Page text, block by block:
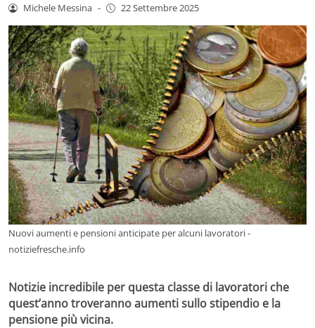
Michele Messina - 22 Settembre 2025
Nuovi aumenti e pensioni anticipate per alcuni lavoratori -
notiziefresche.info
Notizie incredibile per questa classe di lavoratori che
quest’anno troveranno aumenti sullo stipendio e la
pensione più vicina.